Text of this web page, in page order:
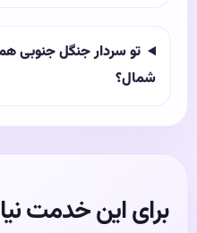
تو سردار جنگل جنوبی
شمال؟
برای این خدمت